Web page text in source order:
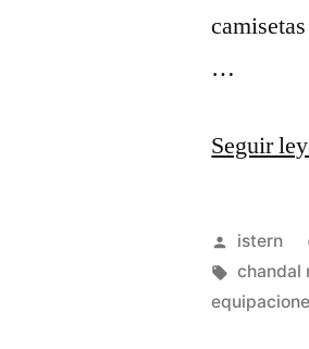
…
Seguir
por
istern
chandal